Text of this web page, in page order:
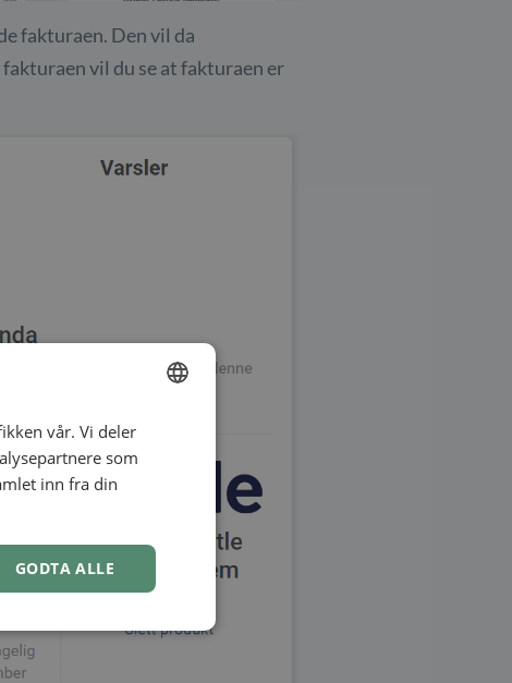
fakturaen. Den vil da
vil du se at fakturaen er
ENGLISH
SWEDISH
vår. Vi deler
som
inn fra din
GODTA ALLE